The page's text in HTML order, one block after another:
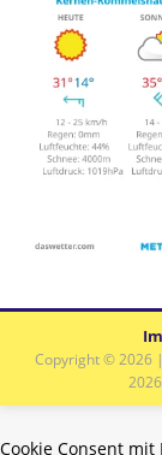
Copyright © 2026
Cookie Consent mit